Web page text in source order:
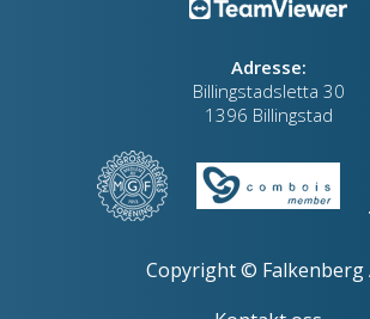
Adresse:
Billingstadsletta 30
1396 Billingstad
Copyright © Falkenberg